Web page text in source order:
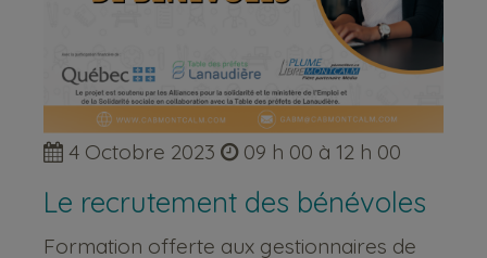
4 Octobre 2023 09 h 00 à 12 h 00
Le recrutement des bénévoles
Formation offerte aux gestionnaires de